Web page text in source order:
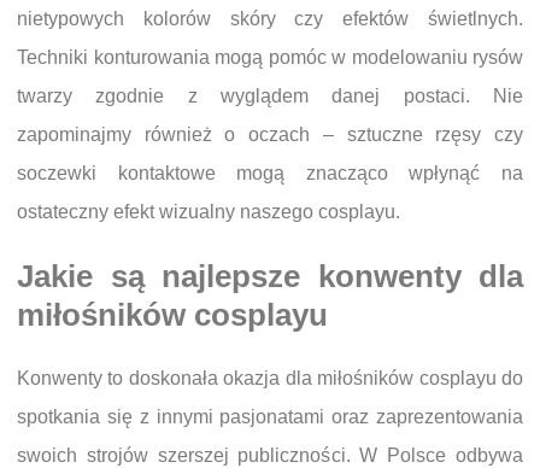
nietypowych kolorów skóry czy efektów świetlnych.
Techniki konturowania mogą pomóc w modelowaniu rysów
twarzy zgodnie z wyglądem danej postaci. Nie
zapominajmy również o oczach – sztuczne rzęsy czy
soczewki kontaktowe mogą znacząco wpłynąć na
ostateczny efekt wizualny naszego cosplayu.
Jakie są najlepsze konwenty dla
miłośników cosplayu
Konwenty to doskonała okazja dla miłośników cosplayu do
spotkania się z innymi pasjonatami oraz zaprezentowania
swoich strojów szerszej publiczności. W Polsce odbywa